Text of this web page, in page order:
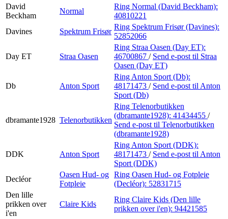
David
Beckham
Normal
Ring Normal (David Beckham):
40810221
Davines
Spektrum Frisør
Ring Spektrum Frisør (Davines):
52852066
Day ET Straa Oasen
Ring Straa Oasen (Day ET):
46700867 / Send e-post til Straa
Oasen (Day ET)
Db Anton Sport
Ring Anton Sport (Db):
48171473 / Send e-post til Anton
Sport (Db)
dbramante1928 Telenorbutikken
Ring Telenorbutikken
(dbramante1928): 41434455 /
Send e-post til Telenorbutikken
(dbramante1928)
DDK Anton Sport
Ring Anton Sport (DDK):
48171473 / Send e-post til Anton
Sport (DDK)
Decléor
Oasen Hud- og
Fotpleie
Ring Oasen Hud- og Fotpleie
(Decléor): 52831715
Den lille
prikken over
i'en
Claire Kids
Ring Claire Kids (Den lille
prikken over i'en): 94421585